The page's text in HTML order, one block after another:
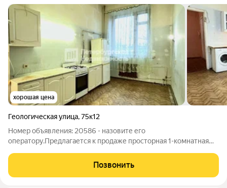
хорошая цена
Геологическая улица,75к12
Номер объявления: 20586 - назовите его
оператору.Предлагается к продаже просторная 1-комнатная
года постройки. Чистая парадная и ухоженный двор. Что
Позвонить